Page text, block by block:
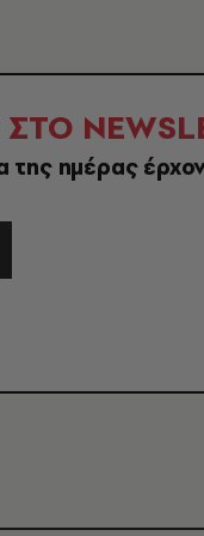
της ημέρας